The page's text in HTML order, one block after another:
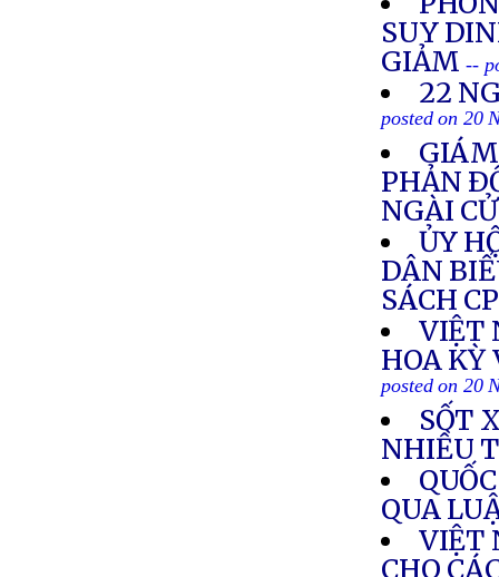
SUY
GIẢM --
22
posted on 20
PHẢN
NGÀI
ỦY
DÂN
SÁCH
VIỆT
HOA KỲ
posted on 20
SỐT
NHIỀU
QUA
VIỆT
CHO